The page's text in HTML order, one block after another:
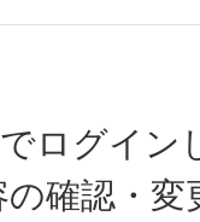
ログイン
確認・